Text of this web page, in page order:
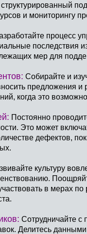
и мониторингу
процесс
последствия
мер для
Собирайте и
предложения
когда это
Постоянно
Это может
дефектов,
культуру
в мерах
Сотрудничайте с
Делитесь